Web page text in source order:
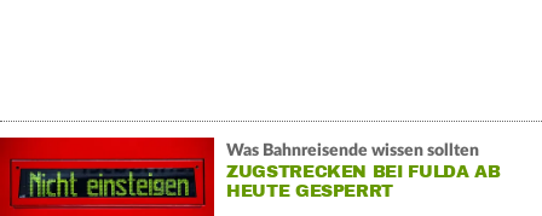
Was Bahnreisende wissen sollten
ZUGSTRECKEN BEI FULDA AB
HEUTE GESPERRT